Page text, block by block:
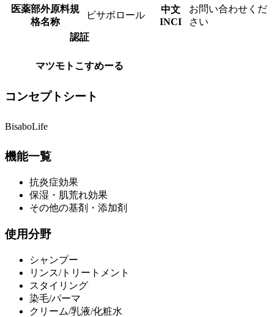
医薬部外原料規
格名称
ビサボロール
中文
INCI
お問い合わせくだ
さい
認証
マツモトこすめーる
コンセプトシート
BisaboLife
機能一覧
抗炎症効果
保湿・肌荒れ効果
その他の基剤・添加剤
使用分野
シャンプー
リンス/トリートメント
スタイリング
染毛/パーマ
クリーム/乳液/化粧水